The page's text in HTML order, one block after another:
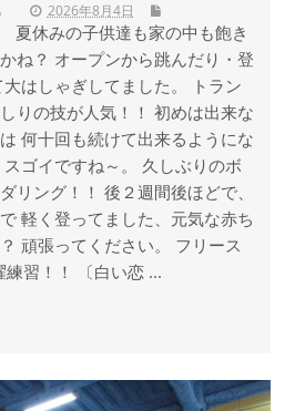
2026年8月4日
夏休みの子供達も家の中も飽き
ね？ オープンから跳んだり・登
はしゃぎしてました。 トラン
りの技が人気！！ 初めは出来な
何十回も続けて出来るようにな
ゴイですね～。 久しぶりのボ
リング！！ 後２週間後ほどで、
軽く登ってました、元気な赤ち
頑張ってください。 フリース
習！！ 〔白い恋 ...